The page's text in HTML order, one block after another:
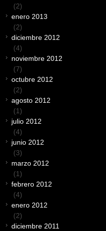
(2)
enero 2013
(2)
diciembre 2012
(4)
noviembre 2012
(7)
octubre 2012
(2)
agosto 2012
(1)
julio 2012
(4)
junio 2012
(3)
marzo 2012
(1)
febrero 2012
(4)
enero 2012
(2)
diciembre 2011